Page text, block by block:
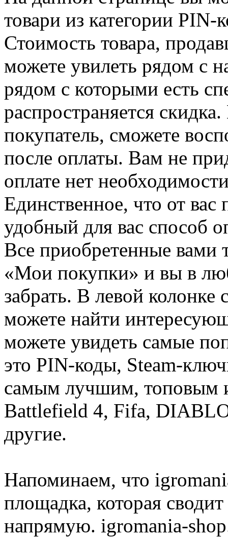
товари из категории
Стоимость товара,
можете увилеть рядом с
рядом с которыми есть
распространяется
покупатель, сможете
после оплаты. Вам не
оплате нет
Единственное, что от вас
удобный для вас способ
Все приобретенные вами
«Мои покупки» и вы в
забрать. В левой
можете найти
можете увидеть самые
это PIN-коды, Steam-
самым лучшим, топовым
Battlefield 4, Fifa,
другие.
Напоминаем, что
площадка, которая
напрямую. igromania-